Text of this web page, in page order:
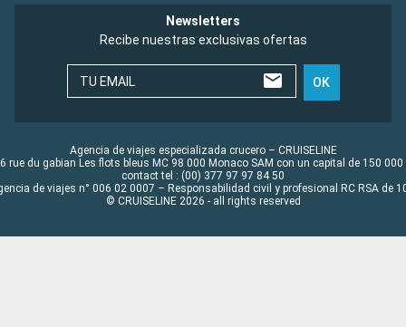
Newsletters
Recibe nuestras exclusivas ofertas
TU EMAIL OK
Agencia de viajes especializada crucero – CRUISELINE
rue du gabian Les flots bleus MC 98 000 Monaco SAM con un capital de 150 000
contact tel : (00) 377 97 97 84 50
de viajes n° 006 02 0007 – Responsabilidad civil y profesional RC RSA de
© CRUISELINE 2026 - all rights reserved